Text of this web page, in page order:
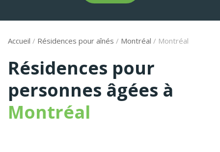
Accueil / Résidences pour aînés / Montréal / Montréal
Résidences pour
personnes âgées à
Montréal